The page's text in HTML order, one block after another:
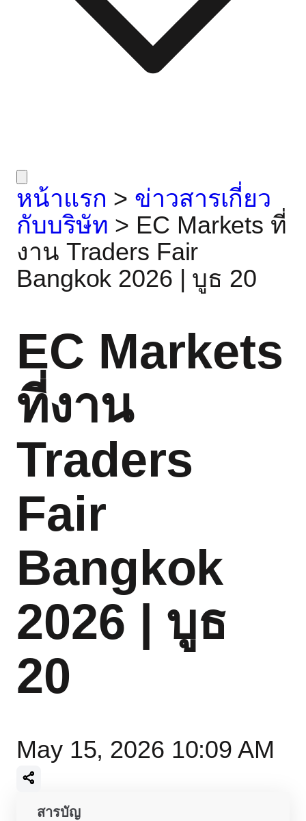
หน้าแรก > ข่าวสารเกี่ยว
กับบริษัท > EC Markets ที่
งาน Traders Fair
Bangkok 2026 | บูธ 20
EC Markets
ที่งาน
Traders
Fair
Bangkok
2026 | บูธ
20
May 15, 2026 10:09 AM
สารบัญ